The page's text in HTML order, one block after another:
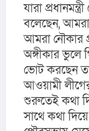
যারা
বলেছেন,
আমরা নৌকার
অঙ্গীকার ভুলে
ভোট করছেন
আওয়ামী
শুরুতেই কথা
সাথে কথা